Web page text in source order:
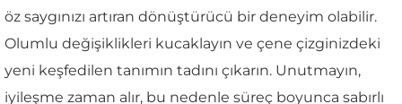
öz saygınızı artıran dönüştürücü bir deneyim olabilir.
Olumlu değişiklikleri kucaklayın ve çene çizginizdeki
yeni keşfedilen tanımın tadını çıkarın. Unutmayın,
iyileşme zaman alır, bu nedenle süreç boyunca sabırlı